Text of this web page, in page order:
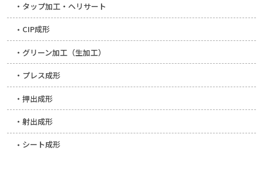
タップ加工・ヘリサート
CIP成形
グリーン加工（生加工）
プレス成形
押出成形
射出成形
シート成形